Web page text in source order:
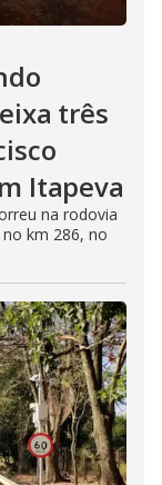
três
Itapeva
na rodovia
km 286, no